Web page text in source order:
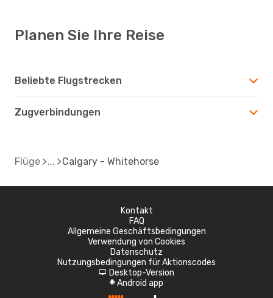
Planen Sie Ihre Reise
Beliebte Flugstrecken
Zugverbindungen
Flüge Calgary - Whitehorse
Kontakt
FAQ
Allgemeine Geschäftsbedingungen
Verwendung von Cookies
Datenschutz
Nutzungsbedingungen für Aktionscodes
d Desktop-Version
A Android app